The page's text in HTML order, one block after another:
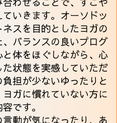
いきます。オーソドッ
スを目的としたヨガの
バランスの良いプログ
体をほぐしながら、心
状態を実感していただ
担が少ないゆったりと
ガに慣れていない方に
です。
動が気になったり、あ